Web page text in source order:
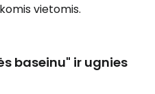
vietomis.
baseinu" ir ugnies